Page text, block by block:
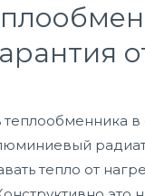
теплообменника
тепло от